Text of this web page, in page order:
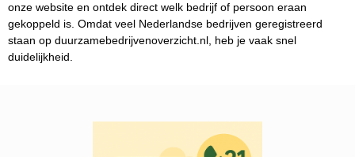
onze website en ontdek direct welk bedrijf of persoon eraan
gekoppeld is. Omdat veel Nederlandse bedrijven geregistreerd
staan op duurzamebedrijvenoverzicht.nl, heb je vaak snel
duidelijkheid.